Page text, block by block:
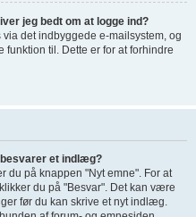
jeg bedt om at logge ind?
det indbyggede e-mailsystem, og
funktion til. Dette er for at forhindre
et indlæg?
du på knappen "Nyt emne". For at
du på "Besvar". Det kan være
før du kan skrive et nyt indlæg.